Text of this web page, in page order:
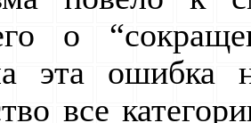
о
эта ошибка
все